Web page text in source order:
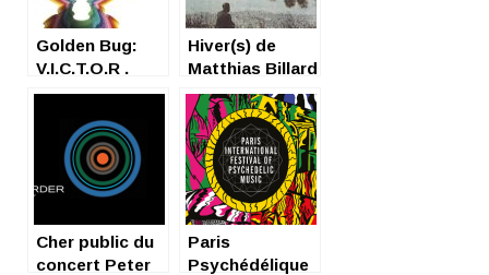
Golden Bug:
V.I.C.T.O.R .
(Remixes)
Hiver(s) de
Matthias Billard
: il fait beau
Cher public du
concert Peter
Paris
Psychédélique